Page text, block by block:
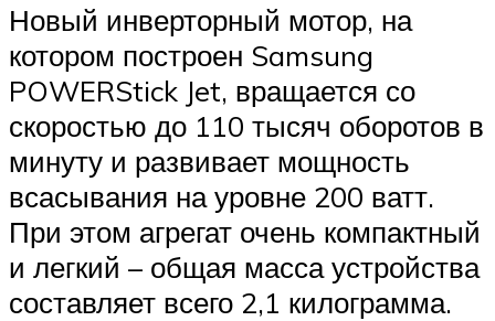
Новый инверторный мотор, на
котором построен Samsung
POWERStick Jet, вращается со
скоростью до 110 тысяч оборотов в
минуту и развивает мощность
всасывания на уровне 200 ватт.
При этом агрегат очень компактный
и легкий – общая масса устройства
составляет всего 2,1 килограмма.